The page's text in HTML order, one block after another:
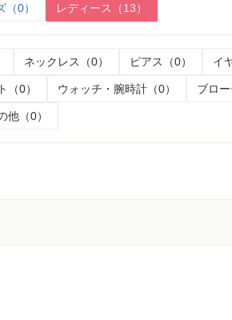
（0） レディース（13）
ネックレス（0） ピアス（0） イ
（0） ウォッチ・腕時計（0） ブロー
他（0）